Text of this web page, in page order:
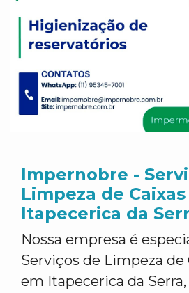
Impernobre -
Limpeza de
Itapecerica da
Nossa empresa é
Serviços de Limpeza de
em Itapecerica da